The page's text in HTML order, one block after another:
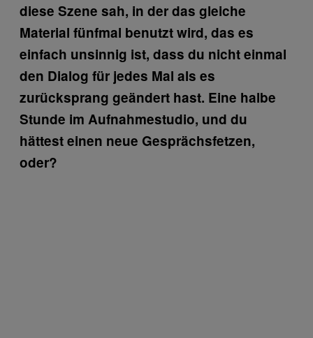
diese Szene sah, in der das gleiche
Material fünfmal benutzt wird, das es
einfach unsinnig ist, dass du nicht einmal
den Dialog für jedes Mal als es
zurücksprang geändert hast. Eine halbe
Stunde im Aufnahmestudio, und du
hättest einen neue Gesprächsfetzen,
oder?